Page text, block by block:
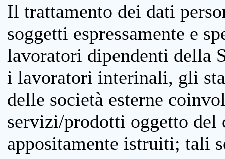
Il trattamento dei dati
soggetti espressamente e
lavoratori dipendenti della
i lavoratori interinali, gli
delle società esterne
servizi/prodotti oggetto
appositamente istruiti; tali